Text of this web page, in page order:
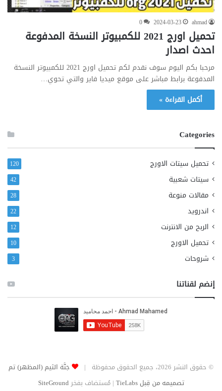
ahmad
2024-03-23
0
تحميل اورج 2021 للكمبيوتر النسخة المدفوعة
احدث اصدار
مرحبا بكم اليوم سوف نقدم لكم تحميل اورج 2021 للكمبيوتر النسخة
المدفوعة برابط مباشر على موقع ميديا فاير والتي تحوي…
أكمل القراءة »
Categories
تحميل سيتات الاورج 120
سيتات شعبية 42
مقالات منوعة 28
اندرويد 22
الربح من الانترنت 12
تحميل الاورج 10
شروحات 3
إنضم لقناتنا
© حقوق النشر 2026، جميع الحقوق محفوظة |
جَنَّة الثيم (المظهر) تم
تصميمه من قِبل TieLabs
| مُستضاف بفخر SiteGround